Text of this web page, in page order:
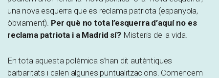
una nova esquerra que es reclama patriota (espanyola,
òbviament). Per què no tota l’esquerra d’aquí no es
reclama patriota i a Madrid sí?Misteris de la vida.
En tota aquesta polèmica s’han dit autèntiques
barbaritats i calen algunes puntualitzacions. Comencem